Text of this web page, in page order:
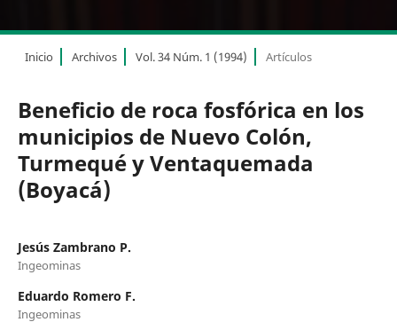
Inicio Archivos Vol. 34 Núm. 1 (1994) Artículos
Beneficio de roca fosfórica en los
municipios de Nuevo Colón,
Turmequé y Ventaquemada
(Boyacá)
Jesús Zambrano P.
Ingeominas
Eduardo Romero F.
Ingeominas